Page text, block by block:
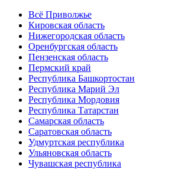
Всё Приволжье
Кировская область
Нижегородская область
Оренбургская область
Пензенская область
Пермский край
Республика Башкортостан
Республика Марий Эл
Республика Мордовия
Республика Татарстан
Самарская область
Саратовская область
Удмуртская республика
Ульяновская область
Чувашская республика